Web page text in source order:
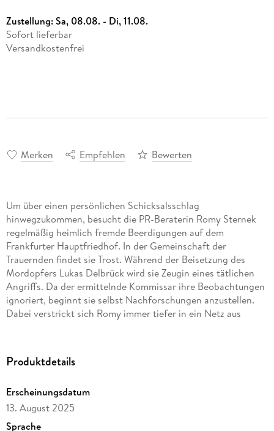
Zustellung:Sa, 08.08. - Di, 11.08.
Sofort lieferbar
Versandkostenfrei
Merken Empfehlen Bewerten
Um über einen persönlichen Schicksalsschlag
hinwegzukommen, besucht die PR-Beraterin Romy Sternek
regelmäßig heimlich fremde Beerdigungen auf dem
Frankfurter Hauptfriedhof. In der Gemeinschaft der
Trauernden findet sie Trost. Während der Beisetzung des
Mordopfers Lukas Delbrück wird sie Zeugin eines tätlichen
Angriffs. Da der ermittelnde Kommissar ihre Beobachtungen
ignoriert, beginnt sie selbst Nachforschungen anzustellen.
Dabei verstrickt sich Romy immer tiefer in ein Netz aus
Produktdetails
Erscheinungsdatum
13. August 2025
Sprache